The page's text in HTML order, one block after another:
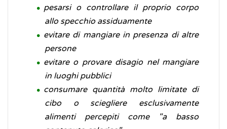
pesarsi o controllare il proprio corpo
allo specchio assiduamente
evitare di mangiare in presenza di altre
persone
evitare o provare disagio nel mangiare
in luoghi pubblici
consumare quantità molto limitate di
cibo o sciegliere esclusivamente
alimenti percepiti come "a basso